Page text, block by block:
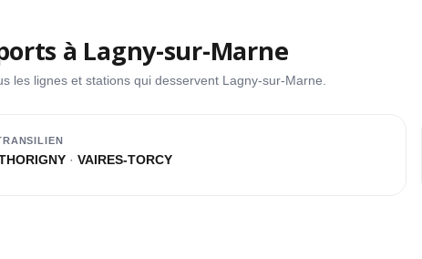
à Lagny-sur-Marne
les lignes et stations qui desservent Lagny-sur-Marne.
· VAIRES-TORCY